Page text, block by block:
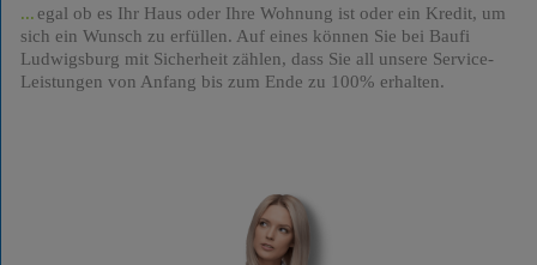
egal ob es Ihr Haus oder Ihre Wohnung ist oder ein Kredit, um
sich ein Wunsch zu erfüllen. Auf eines können Sie bei Baufi
Ludwigsburg mit Sicherheit zählen, dass Sie all unsere Service-
Leistungen von Anfang bis zum Ende zu 100% erhalten.